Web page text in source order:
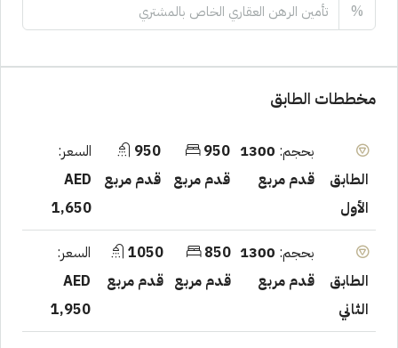
%
مخططات الطابق
الطابق
الأول
بحجم: 1300
قدم مربع
950
قدم مربع
950
قدم مربع
السعر:
AED
1,650
الطابق
الثاني
بحجم: 1300
قدم مربع
850
قدم مربع
1050
قدم مربع
السعر:
AED
1,950